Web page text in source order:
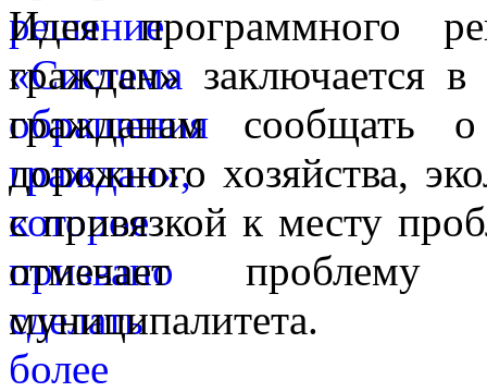
Идея программного
граждан» заключается
гражданам
дорожного хозяйства,
с привязкой к месту
отмечает проблему
муниципалитета.